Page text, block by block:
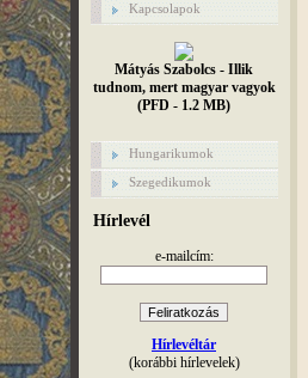
Kapcsolapok
Mátyás Szabolcs - Illik
tudnom, mert magyar vagyok
(PFD - 1.2 MB)
Hungarikumok
Szegedikumok
Hírlevél
e-mailcím:
Hírlevéltár
(korábbi hírlevelek)